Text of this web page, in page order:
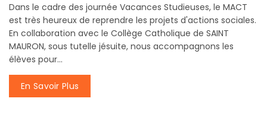
Dans le cadre des journée Vacances Studieuses, le MACT
est très heureux de reprendre les projets d'actions sociales.
En collaboration avec le Collège Catholique de SAINT
MAURON, sous tutelle jésuite, nous accompagnons les
élèves pour...
En Savoir Plus